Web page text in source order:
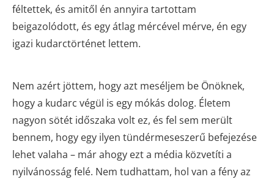
féltettek, és amitől én annyira tartottam
beigazolódott, és egy átlag mércével mérve, én egy
igazi kudarctörténet lettem.
Nem azért jöttem, hogy azt meséljem be Önöknek,
hogy a kudarc végül is egy mókás dolog. Életem
nagyon sötét időszaka volt ez, és fel sem merült
bennem, hogy egy ilyen tündérmeseszerű befejezése
lehet valaha – már ahogy ezt a média közvetíti a
nyilvánosság felé. Nem tudhattam, hol van a fény az